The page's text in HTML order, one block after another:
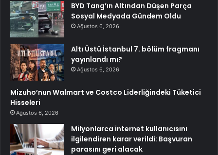
BYD Tang’ın Altından Düşen Parça
Sosyal Medyada Gündem Oldu
Ağustos 6, 2026
Altı Üstü İstanbul 7. bölüm fragmanı
yayınlandı mı?
Ağustos 6, 2026
Mizuho’nun Walmart ve Costco Liderliğindeki Tüketici
Hisseleri
Ağustos 6, 2026
Milyonlarca internet kullanıcısını
ilgilendiren karar verildi: Başvuran
parasını geri alacak